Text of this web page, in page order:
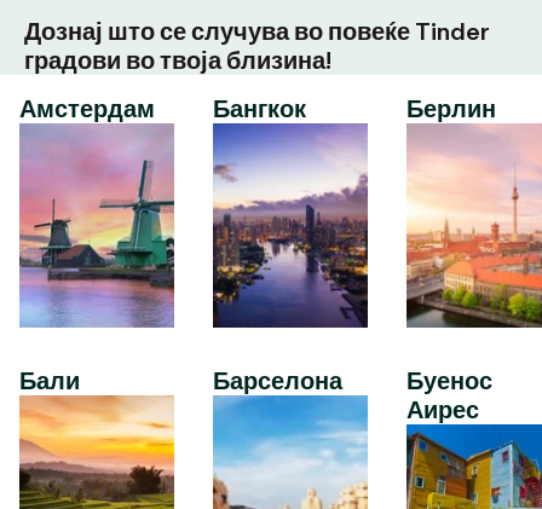
Дознај што се случува во повеќе Tinder
градови во твоја близина!
Амстердам
Бали
Бангкок
Барселона
Берлин
Буенос
Аирес